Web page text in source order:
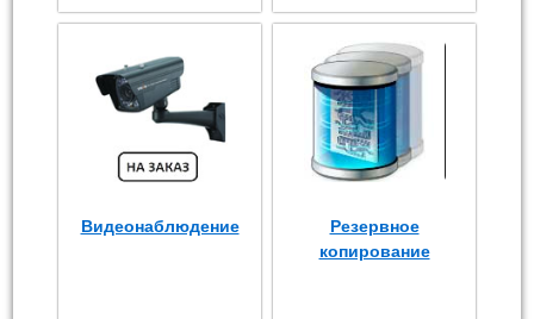
Видеонаблюдение
Резервное
копирование